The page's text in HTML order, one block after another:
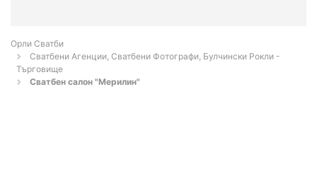
Орли Сватби
Сватбени Агенции, Сватбени Фотографи, Булчински Рокли -
Търговище
Сватбен салон "Мерилин"